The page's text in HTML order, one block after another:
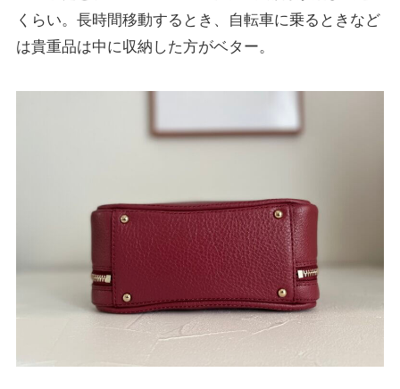
くらい。長時間移動するとき、自転車に乗るときなど
は貴重品は中に収納した方がベター。